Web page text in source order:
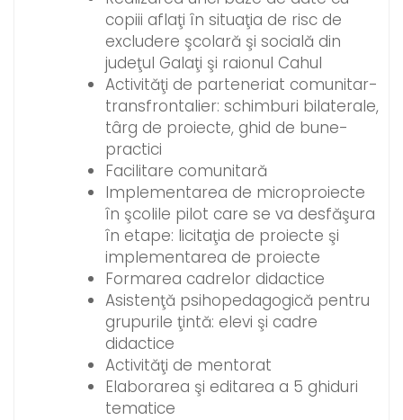
copiii aflaţi în situaţia de risc de
excludere şcolară şi socială din
judeţul Galaţi şi raionul Cahul
Activităţi de parteneriat comunitar-
transfrontalier: schimburi bilaterale,
târg de proiecte, ghid de bune-
practici
Facilitare comunitară
Implementarea de microproiecte
în şcolile pilot care se va desfăşura
în etape: licitaţia de proiecte şi
implementarea de proiecte
Formarea cadrelor didactice
Asistenţă psihopedagogică pentru
grupurile ţintă: elevi şi cadre
didactice
Activităţi de mentorat
Elaborarea şi editarea a 5 ghiduri
tematice